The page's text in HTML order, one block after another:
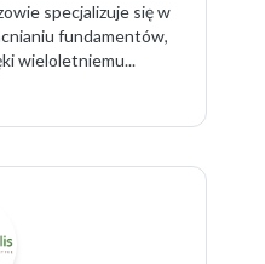
specjalizuje się w
fundamentów,
wieloletniemu...